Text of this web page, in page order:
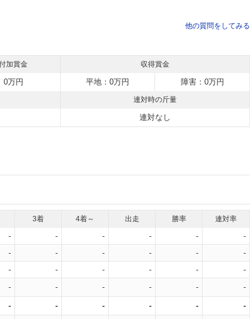
他の質問をしてみる
加賞金 収得賞金
0万円 平地：0万円 障害：0万円
連対時の斤量
連対なし
3着 4着～ 出走 勝率 連対率
- - - - -
-
- - - - -
-
- - - - -
-
- - - - - -
- - - - - -